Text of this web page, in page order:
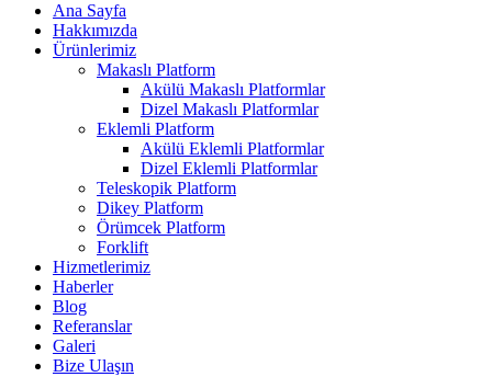
Ana Sayfa
Hakkımızda
Ürünlerimiz
Makaslı Platform
Akülü Makaslı Platformlar
Dizel Makaslı Platformlar
Eklemli Platform
Akülü Eklemli Platformlar
Dizel Eklemli Platformlar
Teleskopik Platform
Dikey Platform
Örümcek Platform
Forklift
Hizmetlerimiz
Haberler
Blog
Referanslar
Galeri
Bize Ulaşın